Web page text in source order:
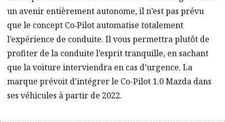
un avenir entièrement autonome, il n’est pas prévu
que le concept Co‑Pilot automatise totalement
l’expérience de conduite. Il vous permettra plutôt de
profiter de la conduite l’esprit tranquille, en sachant
que la voiture interviendra en cas d’urgence. La
marque prévoit d’intégrer le Co-Pilot 1.0 Mazda dans
ses véhicules à partir de 2022.